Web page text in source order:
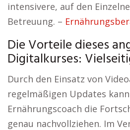
intensivere, auf den
Betreuung. –
Die Vorteile dieses
Digitalkurses:
Durch den Einsatz von
regelmäßigen Updates
Ernährungscoach die
genau nachvollziehen. Im